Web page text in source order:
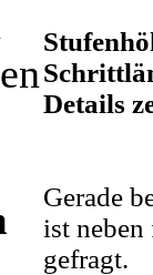
Details
Gerade
ist
gefragt.